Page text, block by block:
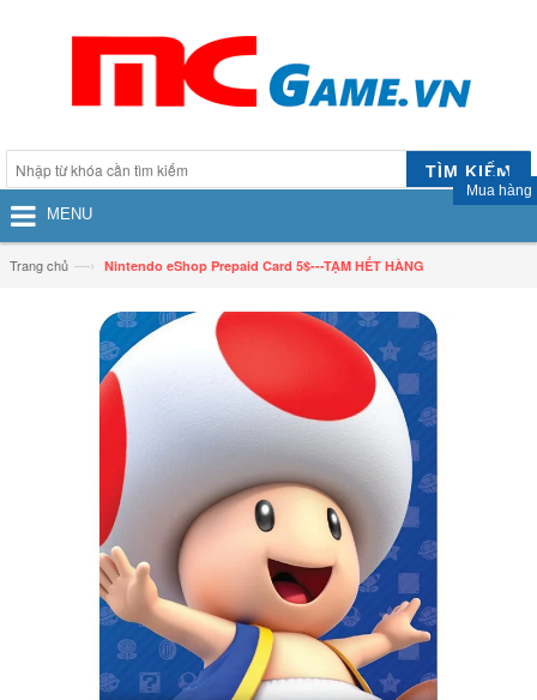
TÌM KIẾM
Mua hàng
MENU
Trang chủ —› Nintendo eShop Prepaid Card 5$---TẠM HẾT HÀNG